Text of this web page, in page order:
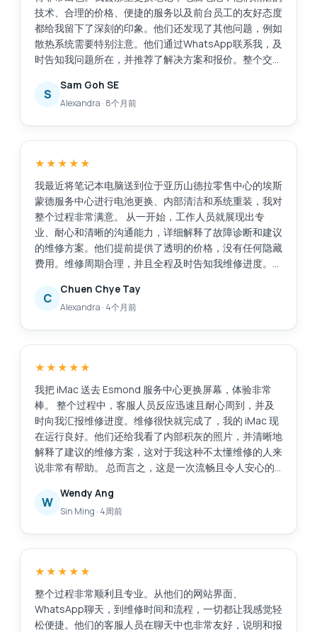
技术、合理的价格、便捷的服务以及前台员工的友好态度
都给我留下了深刻的印象。他们还发现了其他问题，例如
散热系统需要特别注意。他们通过WhatsApp联系我，及
时告知我问题所在，并推荐了解决方案和报价。整个交易
常迅速，原本预计需要30分钟，加上额外的维修任务后
又花了20分钟，这完全可以接受，因为我们可以在商场
Victor虽然话不多，但他仍然能够清晰地向我传达重要的
信息。Esmond，继续保持！
S
Sam Goh SE
Alexandra · 8个月前
★★★★★
我最近将笔记本电脑送到位于亚历山德拉零售中心的埃斯
蒙德服务中心进行电池更换、内部清洁和系统重装，我对
整个过程非常满意。 从一开始，工作人员就展现出专
业、耐心和清晰的沟通能力，详细解释了故障诊断和建议
的维修方案。他们提前提供了透明的价格，没有任何隐藏
费用。维修周期合理，并且全程及时告知我维修进度。
升，系统重装后运行更加流畅，内部清洁也明显改善了性
能和散热。 总而言之，这次服务高效、可靠且专业。我
C
Chuen Chye Tay
Alexandra · 4个月前
★★★★★
我把 iMac 送去 Esmond 服务中心更换屏幕，体验非常
棒。 整个过程中，客服人员反应迅速且耐心周到，并及
时向我汇报维修进度。维修很快就完成了，我的 iMac 现
在运行良好。他们还给我看了内部积灰的照片，并清晰地
解释了建议的维修方案，这对于我这种不太懂维修的人来
说非常有帮助。 总而言之，这是一次流畅且令人安心的
W
Wendy Ang
Sin Ming · 4周前
★★★★★
整个过程非常顺利且专业。从他们的网站界面、
WhatsApp聊天，到维修时间和流程，一切都让我感觉轻
松便捷。他们的客服人员在聊天中也非常友好，说明和报